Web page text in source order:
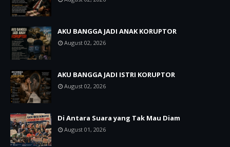
AKU BANGGA JADI ANAK KORUPTOR
August 02, 2026
AKU BANGGA JADI ISTRI KORUPTOR
August 02, 2026
Di Antara Suara yang Tak Mau Diam
August 01, 2026